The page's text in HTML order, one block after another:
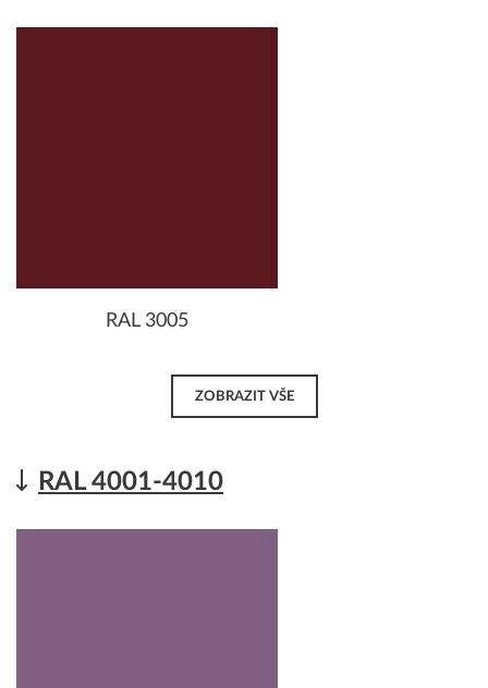
RAL 3005
ZOBRAZIT VŠE
RAL 4001-4010